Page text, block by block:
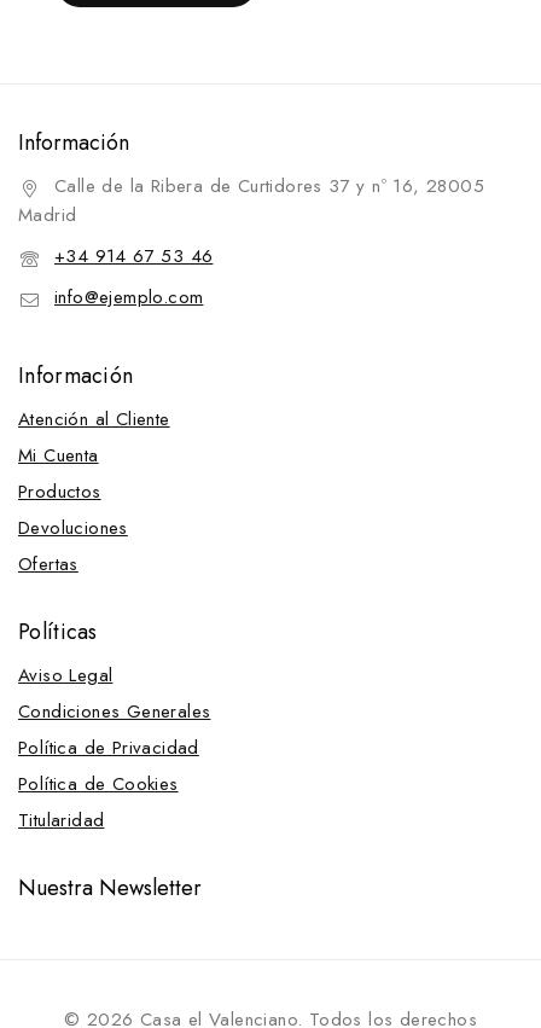
Información
Calle de la Ribera de Curtidores 37 y nº 16, 28005
Madrid
+34 914 67 53 46
info@ejemplo.com
Información
Atención al Cliente
Mi Cuenta
Productos
Devoluciones
Ofertas
Políticas
Aviso Legal
Condiciones Generales
Política de Privacidad
Política de Cookies
Titularidad
Nuestra Newsletter
© 2026 Casa el Valenciano. Todos los derechos